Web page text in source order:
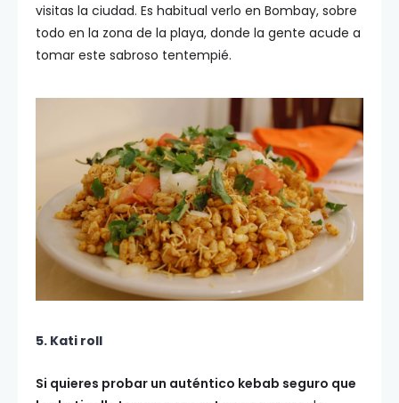
visitas la ciudad. Es habitual verlo en Bombay, sobre
todo en la zona de la playa, donde la gente acude a
tomar este sabroso tentempié.
5. Kati roll
Si quieres probar un auténtico kebab seguro que